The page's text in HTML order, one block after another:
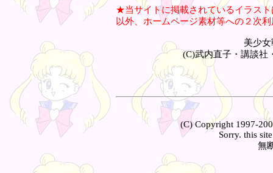
★当サイトに掲載されているイラス
以外、ホームページ素材等への２次
美少
(C)武内直子・講談社
(C) Copyright 1997-
Sorry. this
無